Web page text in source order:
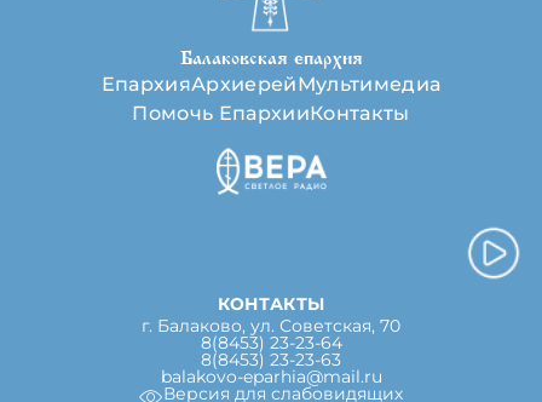
Балаковская епархия
ЕпархияАрхиерейМультимедиа
Помочь ЕпархииКонтакты
КОНТАКТЫ
г. Балаково, ул. Советская, 70
8(8453) 23-23-64
8(8453) 23-23-63
balakovo-eparhia@mail.ru
Версия для слабовидящих